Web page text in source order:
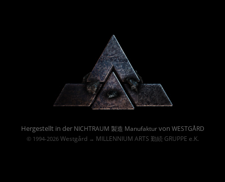
Hergestellt in der NICHTRAUM 製造 Manufakturvon WESTGÅRD
© 1994-2026 Westgård→ MILLENNIUM ARTS 勤続 GRUPPE e.K.
Powered By :